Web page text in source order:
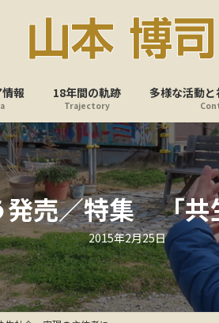
報 18年間の軌跡
Trajectory
多様な活動
売／特集 「共
最
終
更
新
日
時
:
2015年2月25日